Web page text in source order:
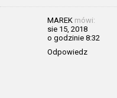
MAREK mówi:
sie 15, 2018
o godzinie 8:32
Odpowiedz